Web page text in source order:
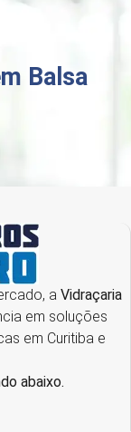
Balsa
a Vidraçaria
em soluções
em Curitiba e
abaixo.